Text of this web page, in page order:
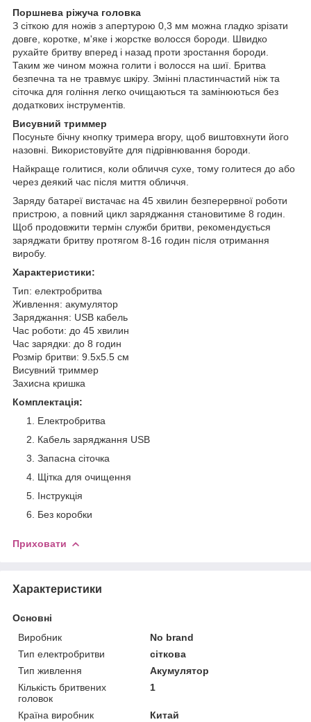
Поршнева ріжуча головка
З сіткою для ножів з апертурою 0,3 мм можна гладко зрізати
довге, коротке, м'яке і жорстке волосся бороди. Швидко
рухайте бритву вперед і назад проти зростання бороди.
Таким же чином можна голити і волосся на шиї. Бритва
безпечна та не травмує шкіру. Змінні пластинчастий ніж та
сіточка для гоління легко очищаються та замінюються без
додаткових інструментів.
Висувний триммер
Посуньте бічну кнопку тримера вгору, щоб виштовхнути його
назовні. Використовуйте для підрівнювання бороди.
Найкраще голитися, коли обличчя сухе, тому голитеся до або
через деякий час після миття обличчя.
Заряду батареї вистачає на 45 хвилин безперервної роботи
пристрою, а повний цикл заряджання становитиме 8 годин.
Щоб продовжити термін служби бритви, рекомендується
заряджати бритву протягом 8-16 годин після отримання
виробу.
Характеристики:
Тип: електробритва
Живлення: акумулятор
Заряджання: USB кабель
Час роботи: до 45 хвилин
Час зарядки: до 8 годин
Розмір бритви: 9.5х5.5 см
Висувний триммер
Захисна кришка
Комплектація:
Електробритва
Кабель заряджання USB
Запасна сіточка
Щітка для очищення
Інструкція
Без коробки
Приховати
Характеристики
Основні
Виробник
No brand
Тип електробритви
сіткова
Тип живлення
Акумулятор
Кількість бритвених
головок
1
Країна виробник Китай